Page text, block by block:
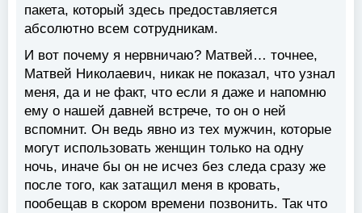
пакета, который здесь предоставляется
абсолютно всем сотрудникам.
И вот почему я нервничаю? Матвей… точнее,
Матвей Николаевич, никак не показал, что узнал
меня, да и не факт, что если я даже и напомню
ему о нашей давней встрече, то он о ней
вспомнит. Он ведь явно из тех мужчин, которые
могут использовать женщин только на одну
ночь, иначе бы он не исчез без следа сразу же
после того, как затащил меня в кровать,
пообещав в скором времени позвонить. Так что